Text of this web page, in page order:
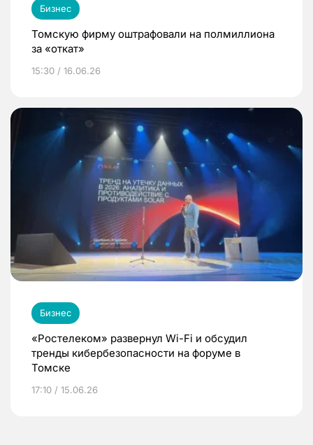
Бизнес
Томскую фирму оштрафовали на полмиллиона
за «откат»
15:30 / 16.06.26
Бизнес
«Ростелеком» развернул Wi-Fi и обсудил
тренды кибербезопасности на форуме в
Томске
17:10 / 15.06.26